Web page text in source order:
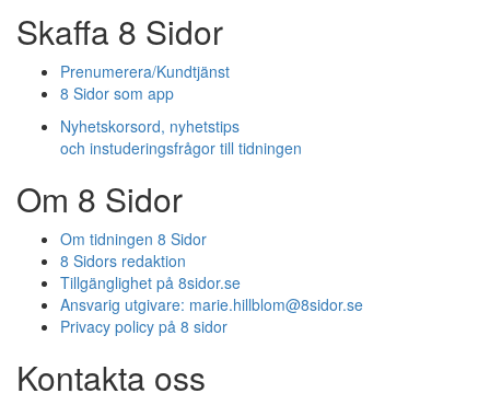
Skaffa 8 Sidor
Prenumerera/Kundtjänst
8 Sidor som app
Nyhetskorsord, nyhetstips
och instuderingsfrågor till tidningen
Om 8 Sidor
Om tidningen 8 Sidor
8 Sidors redaktion
Tillgänglighet på 8sidor.se
Ansvarig utgivare: marie.hillblom@8sidor.se
Privacy policy på 8 sidor
Kontakta oss